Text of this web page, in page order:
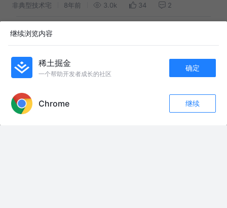
1
非典型技术宅 8年前 3.0k 34 2
CoreAnimation解析及中高级动画实现
AlexCorleone同学 8年前 5.3k 36 评论
简单CSS实现闪烁动画（+1白话讲解）
UWP 开发中阶 Chapter 1 - 介绍 Storyboard Animation 的简单
继续浏览内容
稀土掘金
一个帮助开发者成长的社区
确定
Chrome 继续